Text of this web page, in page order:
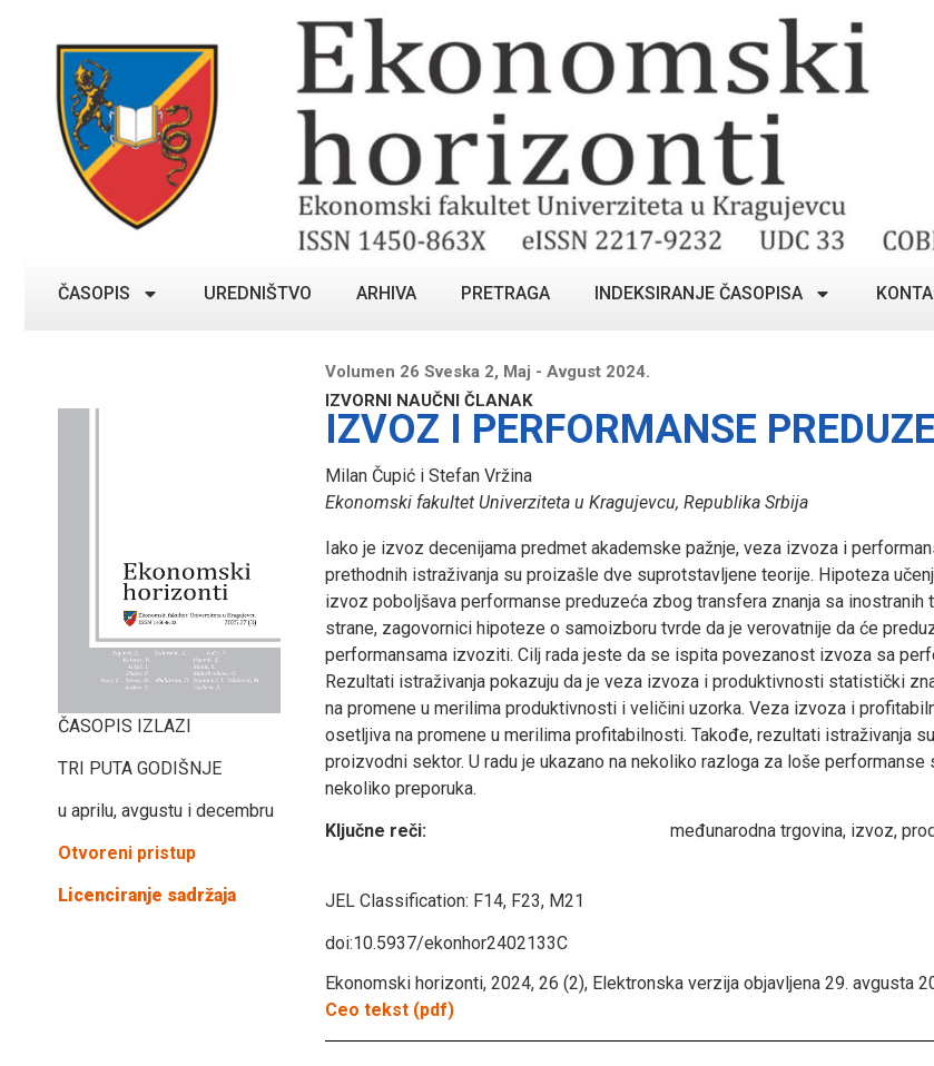
ČASOPIS UREDNIŠTVO ARHIVA PRETRAGA INDEKSIRANJE ČASOPISA
ČASOPIS IZLAZI
TRI PUTA GODIŠNJE
u aprilu, avgustu i decembru
Otvoreni pristup
Licenciranje sadržaja
Volumen 26 Sveska 2, Maj - Avgust 2024.
IZVORNI NAUČNI ČLANAK
IZVOZ I PERFORMANSE
Milan Čupić i Stefan Vržina
Ekonomski fakultet Univerziteta u Kragujevcu, Republika Srbija
Iako je izvoz decenijama predmet akademske pažnje, veza izvoza i
prethodnih istraživanja su proizašle dve suprotstavljene teorije. Hipoteza
izvoz poboljšava performanse preduzeća zbog transfera znanja sa inostranih
strane, zagovornici hipoteze o samoizboru tvrde da je verovatnije da će
performansama izvoziti. Cilj rada jeste da se ispita povezanost izvoza sa
Rezultati istraživanja pokazuju da je veza izvoza i produktivnosti statistički
na promene u merilima produktivnosti i veličini uzorka. Veza izvoza i
osetljiva na promene u merilima profitabilnosti. Takođe, rezultati istraživanja
proizvodni sektor. U radu je ukazano na nekoliko razloga za loše
nekoliko preporuka.
Ključne reči:
međunarodna trgovina, izvoz,
JEL Classification: F14, F23, M21
doi:10.5937/ekonhor2402133C
Ekonomski horizonti, 2024, 26 (2), Elektronska verzija objavljena 29. avgusta
Ceo tekst (pdf)